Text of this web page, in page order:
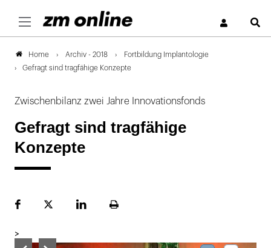
Home Archiv - 2018
Fortbildung Implantologie
Gefragt sind tragfähige Konzepte
Zwischenbilanz zwei Jahre Innovationsfonds
Gefragt sind tragfähige
Konzepte
FacebookPlattformLinekdInSeite
>